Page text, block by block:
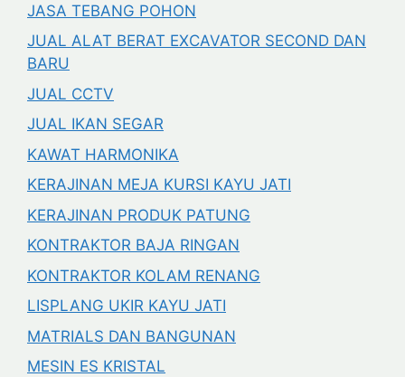
JASA TEBANG POHON
JUAL ALAT BERAT EXCAVATOR SECOND DAN
BARU
JUAL CCTV
JUAL IKAN SEGAR
KAWAT HARMONIKA
KERAJINAN MEJA KURSI KAYU JATI
KERAJINAN PRODUK PATUNG
KONTRAKTOR BAJA RINGAN
KONTRAKTOR KOLAM RENANG
LISPLANG UKIR KAYU JATI
MATRIALS DAN BANGUNAN
MESIN ES KRISTAL